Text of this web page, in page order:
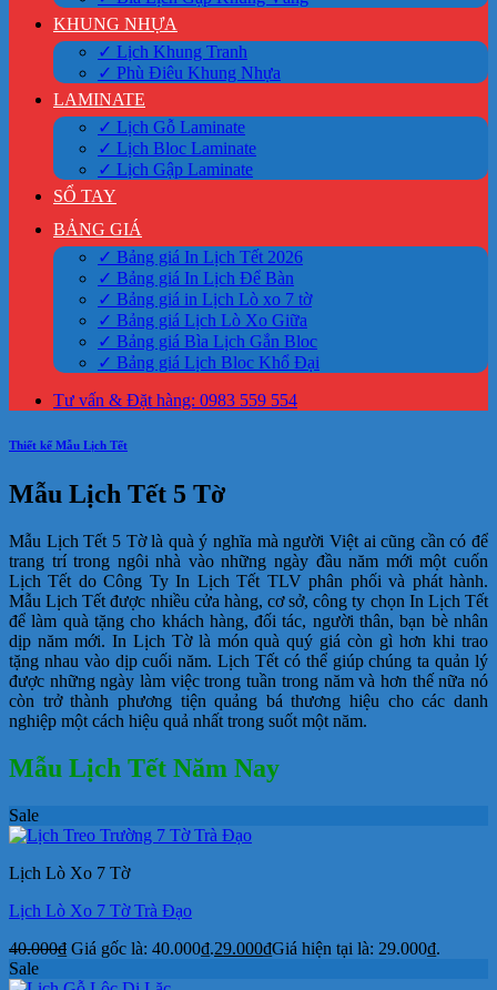
KHUNG NHỰA
✓ Lịch Khung Tranh
✓ Phù Điêu Khung Nhựa
LAMINATE
✓ Lịch Gỗ Laminate
✓ Lịch Bloc Laminate
✓ Lịch Gập Laminate
SỔ TAY
BẢNG GIÁ
✓ Bảng giá In Lịch Tết 2026
✓ Bảng giá In Lịch Để Bàn
✓ Bảng giá in Lịch Lò xo 7 tờ
✓ Bảng giá Lịch Lò Xo Giữa
✓ Bảng giá Bìa Lịch Gắn Bloc
✓ Bảng giá Lịch Bloc Khổ Đại
Tư vấn & Đặt hàng: 0983 559 554
Thiết kế Mẫu Lịch Tết
Mẫu Lịch Tết 5 Tờ
Mẫu Lịch Tết 5 Tờ là quà ý nghĩa mà người Việt ai cũng cần có để
trang trí trong ngôi nhà vào những ngày đầu năm mới một cuốn
Lịch Tết do Công Ty In Lịch Tết TLV phân phối và phát hành.
Mẫu Lịch Tết được nhiều cửa hàng, cơ sở, công ty chọn In Lịch Tết
để làm quà tặng cho khách hàng, đối tác, người thân, bạn bè nhân
dịp năm mới. In Lịch Tờ là món quà quý giá còn gì hơn khi trao
tặng nhau vào dịp cuối năm. Lịch Tết có thể giúp chúng ta quản lý
được những ngày làm việc trong tuần trong năm và hơn thế nữa nó
còn trở thành phương tiện quảng bá thương hiệu cho các danh
nghiệp một cách hiệu quả nhất trong suốt một năm.
Mẫu Lịch Tết Năm Nay
Sale
Lịch Lò Xo 7 Tờ
Lịch Lò Xo 7 Tờ Trà Đạo
40.000₫ Giá gốc là: 40.000₫.29.000₫Giá hiện tại là: 29.000₫.
Sale